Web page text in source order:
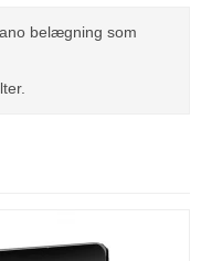
belægning som